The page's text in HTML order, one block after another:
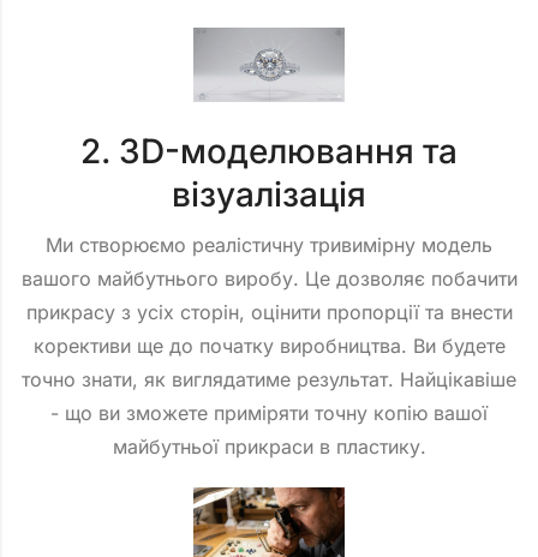
2. 3D-моделювання та
візуалізація
Ми створюємо реалістичну тривимірну модель
вашого майбутнього виробу. Це дозволяє побачити
прикрасу з усіх сторін, оцінити пропорції та внести
корективи ще до початку виробництва. Ви будете
точно знати, як виглядатиме результат. Найцікавіше
- що ви зможете приміряти точну копію вашої
майбутньої прикраси в пластику.